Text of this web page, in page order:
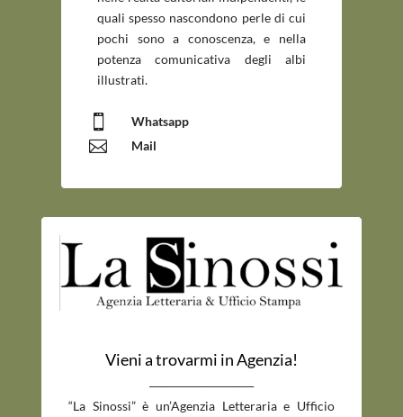
quali spesso nascondono perle di cui
pochi sono a conoscenza, e nella
potenza comunicativa degli albi
illustrati.
 Whatsapp
 Mail
Vieni a trovarmi in Agenzia!
“La Sinossi” è un’Agenzia Letteraria e Ufficio